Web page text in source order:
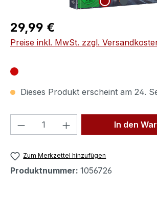
Regulärer Preis:
29,99 €
Preise inkl. MwSt. zzgl.
Dieses Produkt erscheint am 24.
Produkt Anzahl: Gib den
In den
Zum Merkzettel hinzufügen
Produktnummer: 1056726